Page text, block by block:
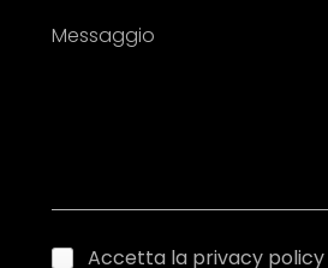
Messaggio
Accetta la privacy policy